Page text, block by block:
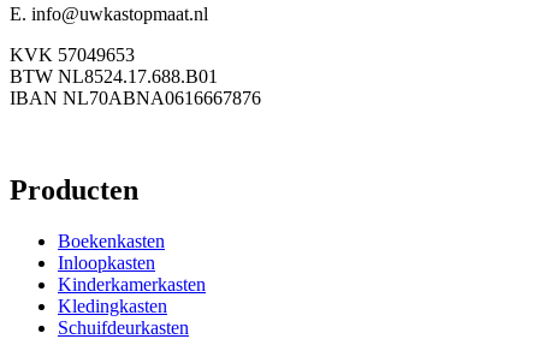
E. info@uwkastopmaat.nl
KVK 57049653
BTW NL8524.17.688.B01
IBAN NL70ABNA0616667876
Producten
Boekenkasten
Inloopkasten
Kinderkamerkasten
Kledingkasten
Schuifdeurkasten